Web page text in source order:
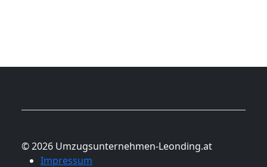
© 2026 Umzugsunternehmen-Leonding.at
Impressum